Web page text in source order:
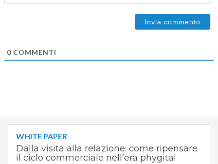
0COMMENTI
WHITE PAPER
Dalla visita alla relazione: come ripensare
il ciclo commerciale nell’era phygital